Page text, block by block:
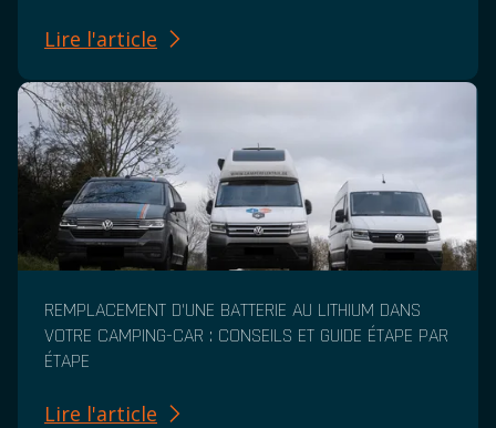
Lire l'article
REMPLACEMENT D'UNE BATTERIE AU LITHIUM DANS
VOTRE CAMPING-CAR : CONSEILS ET GUIDE ÉTAPE PAR
ÉTAPE
Lire l'article